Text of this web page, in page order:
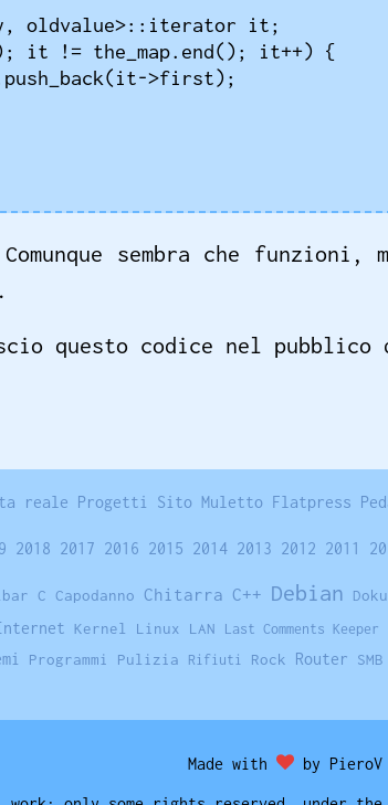
sembra che funzioni,
questo codice nel pubblico
reale Progetti Sito Muletto Flatpress
2018 2017 2016 2015 2014 2013 2012 2011
C Capodanno Chitarra C++ Debian
Kernel Linux LAN Last Comments Keeper
Programmi Pulizia Rifiuti Rock Router SMB
Made with by PieroV